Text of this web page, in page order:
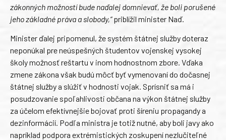
zákonných možností bude naďalej domnievať, že boli porušené
jeho základné práva a slobody,“priblížil minister Naď.
Minister ďalej pripomenul, že systém štátnej služby doteraz
neponúkal pre neúspešných študentov vojenskej vysokej
školy možnosť reštartu v inom hodnostnom zbore. Vďaka
zmene zákona však budú môcť byť vymenovaní do dočasnej
štátnej služby a slúžiť v hodnosti vojak. Sprísniť sa má i
posudzovanie spoľahlivosti občana na výkon štátnej služby
za účelom efektívnejšie bojovať proti šíreniu propagandy a
dezinformácií. Podľa ministra je totiž nutné, aby boli javy ako
napríklad podpora extrémistických zoskupení nezlučiteľné